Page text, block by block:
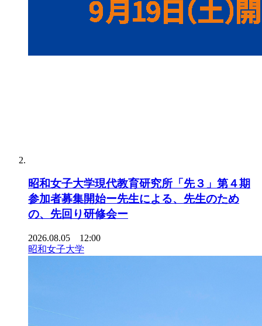
昭和女子大学現代教育研究所「先３」第４期
参加者募集開始ー先生による、先生のため
の、先回り研修会ー
2026.08.05 12:00
昭和女子大学